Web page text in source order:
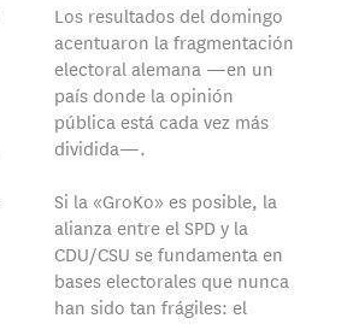
Los resultados del domingo
acentuaron la fragmentación
electoral alemana —en un
país donde la opinión
pública está cada vez más
dividida—.
Si la «GroKo» es posible, la
alianza entre el SPD y la
CDU/CSU se fundamenta en
bases electorales que nunca
han sido tan frágiles: el